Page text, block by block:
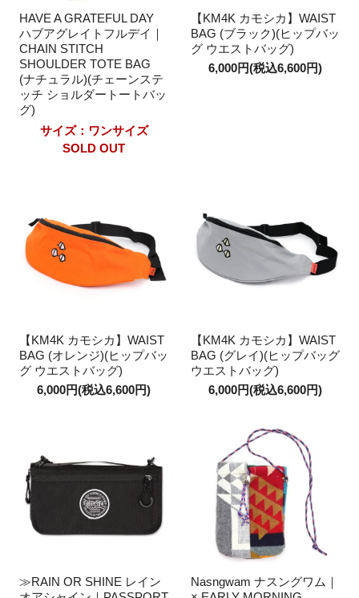
HAVE A GRATEFUL DAY
ハブアグレイトフルデイ｜
CHAIN STITCH
SHOULDER TOTE BAG
(ナチュラル)(チェーンステ
ッチ ショルダートートバッ
グ)
サイズ：ワンサイズ
SOLD OUT
【KM4K カモシカ】WAIST
BAG (ブラック)(ヒップバッ
グ ウエストバッグ)
6,000円(税込6,600円)
【KM4K カモシカ】WAIST
BAG (オレンジ)(ヒップバッ
グ ウエストバッグ)
6,000円(税込6,600円)
【KM4K カモシカ】WAIST
BAG (グレイ)(ヒップバッグ
ウエストバッグ)
6,000円(税込6,600円)
≫RAIN OR SHINE レイン
Nasngwam ナスングワム｜